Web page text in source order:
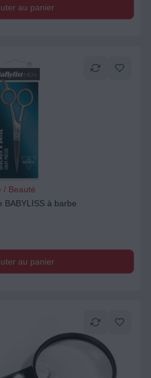
au panier
/ Beauté
BABYLISS à barbe
au panier